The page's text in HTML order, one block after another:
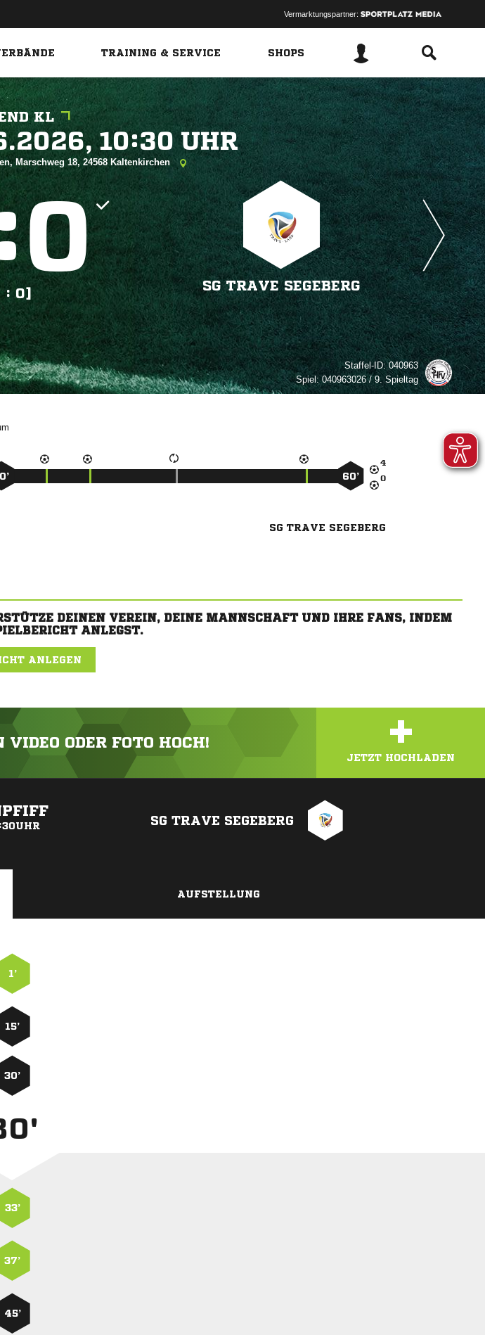
Vermarktungspartner:
TRAINING & SERVICE SHOPS
KL
  
Marschweg 18, 24568 Kaltenkirchen

: 0]
SG TRAVE SEGEBERG
Staffel-ID:040963
Spiel:040963026 / 9. Spieltag


60’
SG TRAVE SEGEBERG
DEINEN VEREIN, DEINE MANNSCHAFT UND IHRE FANS, INDEM
ANLEGST.
ANLEGEN
ODER FOTO HOCH! +
JETZT HOCHLADEN
SG TRAVE SEGEBERG
AUFSTELLUNG
1’
15’
30’
33’
37’
45’